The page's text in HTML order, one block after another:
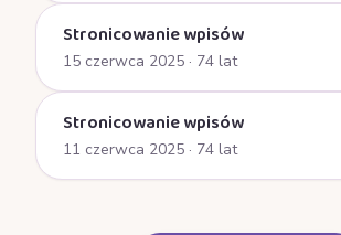
Stronicowanie wpisów
15 czerwca 2025 · 74 lat
Stronicowanie wpisów
11 czerwca 2025 · 74 lat